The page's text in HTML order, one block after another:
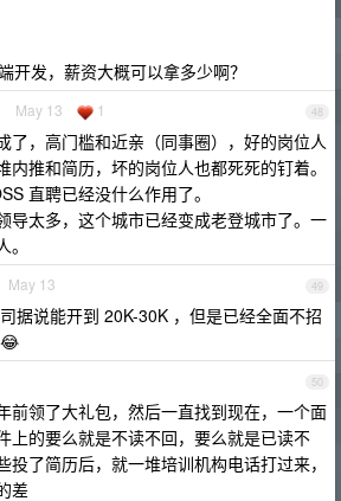
开发，薪资大概可以拿多少啊？
48
May 13 1
了，高门槛和近亲（同事圈），好的岗位人
内推和简历，坏的岗位人也都死死的钉着。
直聘已经没什么作用了。
导太多，这个城市已经变成老登城市了。一
49
May 13
据说能开到 20K-30K ，但是已经全面不招
50
前领了大礼包，然后一直找到现在，一个面
上的要么就是不读不回，要么就是已读不
投了简历后，就一堆培训机构电话打过来，
差